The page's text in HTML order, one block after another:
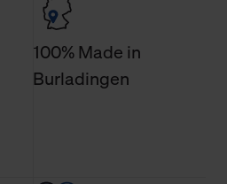
100% Made in
Burladingen